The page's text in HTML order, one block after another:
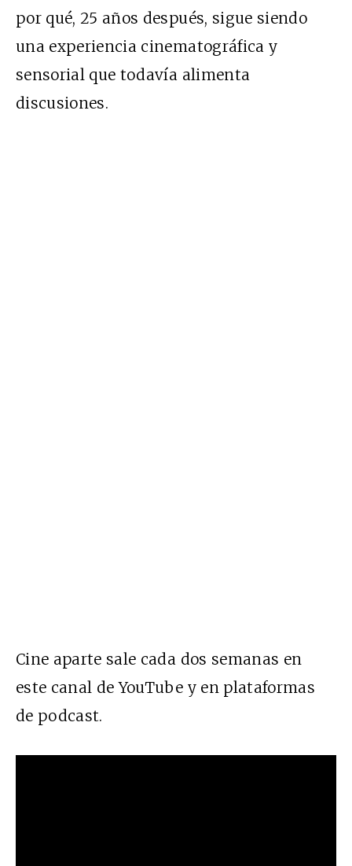
por qué, 25 años después, sigue siendo
una experiencia cinematográfica y
sensorial que todavía alimenta
discusiones.
Cine aparte sale cada dos semanas en
este canal de YouTube y en plataformas
de podcast.